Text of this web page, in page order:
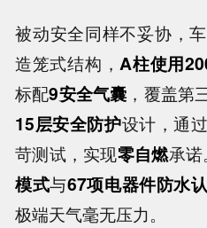
被动安全同样不妥协，
造笼式结构，A柱使用
标配9安全气囊 ，覆盖第
15层安全防护设计，通
苛测试，实现零自燃承
模式与67项电器件防水
极端天气毫无压力。